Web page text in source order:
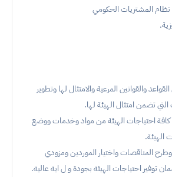
نظام المشتريات الحكومي
والقوانين المرعية والامتثال لها وتطوير
تضمن امتثال الهيئة لها.
كافة احتياجات الهيئة من مواد وخدمات ووضع
الهيئة.
وطرح المناقصات واختيار الموردين ومزودي
توفير احتياجات الهيئة بجودة و ل اية عالية.